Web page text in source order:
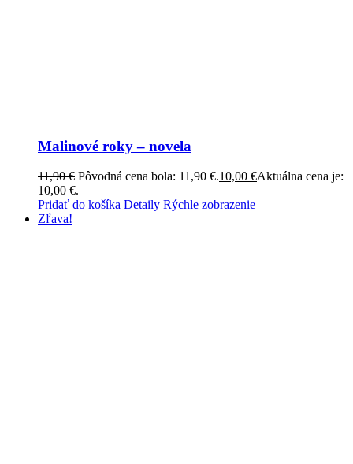
Malinové roky – novela
11,90€ Pôvodná cena bola: 11,90 €.10,00 €Aktuálna cena je:
10,00 €.
Pridať do košíka Detaily Rýchle zobrazenie
Zľava!